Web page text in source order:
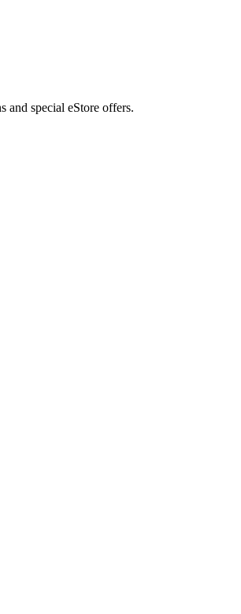
and special eStore offers.